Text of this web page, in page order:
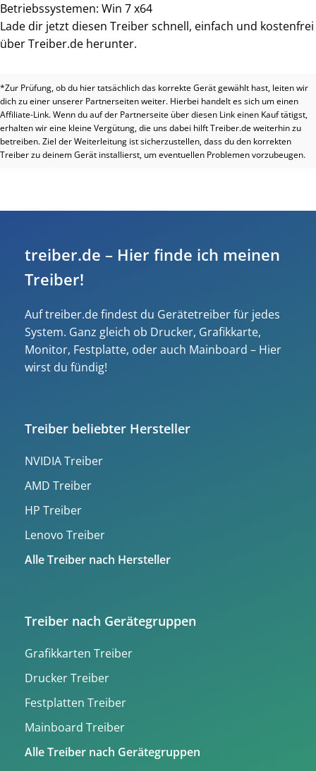
Betriebssystemen: Win 7 x64
Lade dir jetzt diesen Treiber schnell, einfach und kostenfrei
über Treiber.de herunter.
*Zur Prüfung, ob du hier tatsächlich das korrekte Gerät gewählt hast, leiten wir
dich zu einer unserer Partnerseiten weiter. Hierbei handelt es sich um einen
Affiliate-Link. Wenn du auf der Partnerseite über diesen Link einen Kauf tätigst,
erhalten wir eine kleine Vergütung, die uns dabei hilft Treiber.de weiterhin zu
betreiben. Ziel der Weiterleitung ist sicherzustellen, dass du den korrekten
Treiber zu deinem Gerät installierst, um eventuellen Problemen vorzubeugen.
treiber.de – Hier finde ich meinen
Treiber!
Auf treiber.de findest du Gerätetreiber für jedes
System. Ganz gleich ob Drucker, Grafikkarte,
Monitor, Festplatte, oder auch Mainboard – Hier
wirst du fündig!
Treiber beliebter Hersteller
NVIDIA Treiber
AMD Treiber
HP Treiber
Lenovo Treiber
Alle Treiber nach Hersteller
Treiber nach Gerätegruppen
Grafikkarten Treiber
Drucker Treiber
Festplatten Treiber
Mainboard Treiber
Alle Treiber nach Gerätegruppen